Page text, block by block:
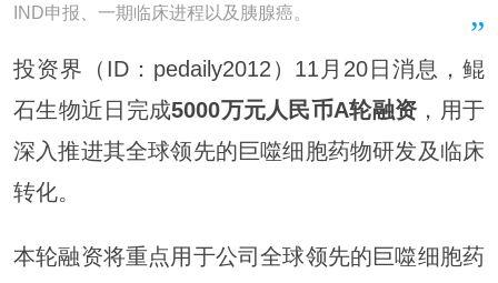
IND申报、一期临床进程以及胰腺癌。
投资界（ID：pedaily2012）11月20日消息，鲲
石生物近日完成5000万元人民币A轮融资 ，用于
深入推进其全球领先的巨噬细胞药物研发及临床
转化。
本轮融资将重点用于公司全球领先的巨噬细胞药